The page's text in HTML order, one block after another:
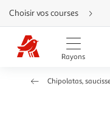
Aller
directement
au
contenu
Aller
directement
Aller
Choisir vos courses
Rayons
Chipolatas,